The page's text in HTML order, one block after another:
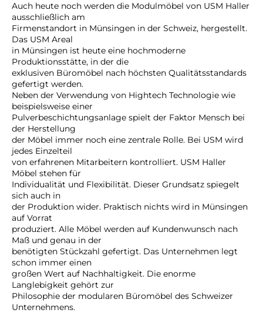
Auch heute noch werden die Modulmöbel von USM Haller
ausschließlich am
Firmenstandort in Münsingen in der Schweiz, hergestellt.
Das USM Areal
in Münsingen ist heute eine hochmoderne
Produktionsstätte, in der die
exklusiven Büromöbel nach höchsten Qualitätsstandards
gefertigt werden.
Neben der Verwendung von Hightech Technologie wie
beispielsweise einer
Pulverbeschichtungsanlage spielt der Faktor Mensch bei
der Herstellung
der Möbel immer noch eine zentrale Rolle. Bei USM wird
jedes Einzelteil
von erfahrenen Mitarbeitern kontrolliert. USM Haller
Möbel stehen für
Individualität und Flexibilität. Dieser Grundsatz spiegelt
sich auch in
der Produktion wider. Praktisch nichts wird in Münsingen
auf Vorrat
produziert. Alle Möbel werden auf Kundenwunsch nach
Maß und genau in der
benötigten Stückzahl gefertigt. Das Unternehmen legt
schon immer einen
großen Wert auf Nachhaltigkeit. Die enorme
Langlebigkeit gehört zur
Philosophie der modularen Büromöbel des Schweizer
Unternehmens.